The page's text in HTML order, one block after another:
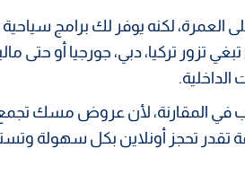
العمرة، لكنه يوفر لك برامج
تزور تركيا، دبي، جورجيا أو حتى
الداخلية.
في المقارنة، لأن عروض مسك
تقدر تحجز أونلاين بكل سهولة